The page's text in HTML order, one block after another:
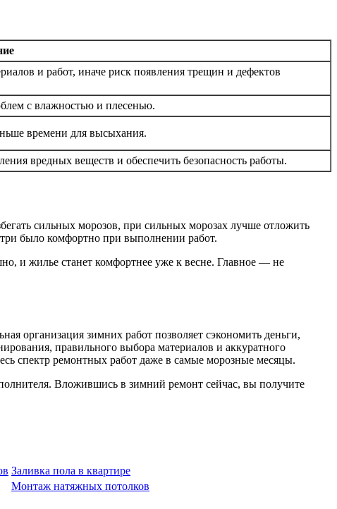
и работ, иначе риск появления трещин и дефектов
с влажностью и плесенью.
времени для высыхания.
вредных веществ и обеспечить безопасность работы.
сильных морозов, при сильных морозах лучше отложить
было комфортно при выполнении работ.
и жилье станет комфортнее уже к весне. Главное — не
организация зимних работ позволяет сэкономить деньги,
правильного выбора материалов и аккуратного
спектр ремонтных работ даже в самые морозные месяцы.
Вложившись в зимний ремонт сейчас, вы получите
Заливка пола в квартире
Монтаж натяжных потолков